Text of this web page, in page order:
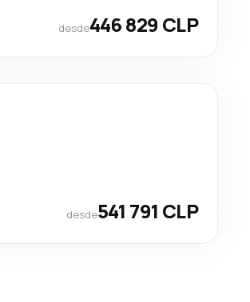
desde446 829 CLP
desde541 791 CLP